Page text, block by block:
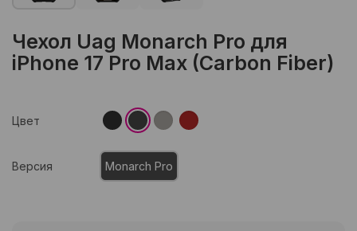
Чехол Uag Monarch Pro для
iPhone 17 Pro Max (Carbon Fiber)
Цвет
Версия Monarch Pro